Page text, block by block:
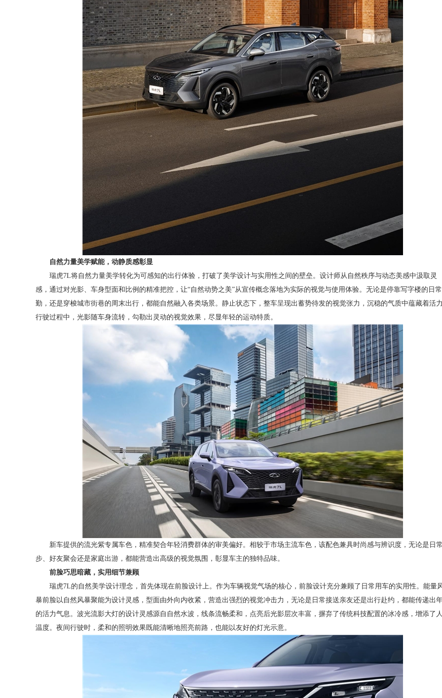
自然力量美学赋能，动静质感彰显
瑞虎7L将自然力量美学转化为可感知的出行体验，打破了美学设计与实用性之间的壁垒。设计师从自然秩序与动态美感中汲取灵
感，通过对光影、车身型面和比例的精准把控，让“自然动势之美”从宣传概念落地为实际的视觉与使用体验。无论是停靠写字楼的日
勤，还是穿梭城市街巷的周末出行，都能自然融入各类场景。静止状态下，整车呈现出蓄势待发的视觉张力，沉稳的气质中蕴藏着活
行驶过程中，光影随车身流转，勾勒出灵动的视觉效果，尽显年轻的运动特质。
新车提供的流光紫专属车色，精准契合年轻消费群体的审美偏好。相较于市场主流车色，该配色兼具时尚感与辨识度，无论是日
步、好友聚会还是家庭出游，都能营造出高级的视觉氛围，彰显车主的独特品味。
前脸巧思暗藏，实用细节兼顾
瑞虎7L的自然美学设计理念，首先体现在前脸设计上。作为车辆视觉气场的核心，前脸设计充分兼顾了日常用车的实用性。能量
暴前脸以自然风暴聚能为设计灵感，型面由外向内收紧，营造出强烈的视觉冲击力，无论是日常接送亲友还是出行赴约，都能传递出
的活力气息。波光流影大灯的设计灵感源自自然水波，线条流畅柔和，点亮后光影层次丰富，摒弃了传统科技配置的冰冷感，增添了
温度。夜间行驶时，柔和的照明效果既能清晰地照亮前路，也能以友好的灯光示意。